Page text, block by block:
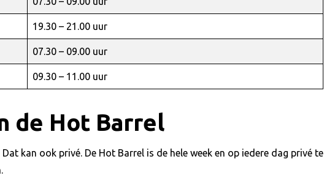
19.30 – 21.00 uur
07.30 – 09.00 uur
09.30 – 11.00 uur
de Hot Barrel
kan ook privé. De Hot Barrel is de hele week en op iedere dag privé te